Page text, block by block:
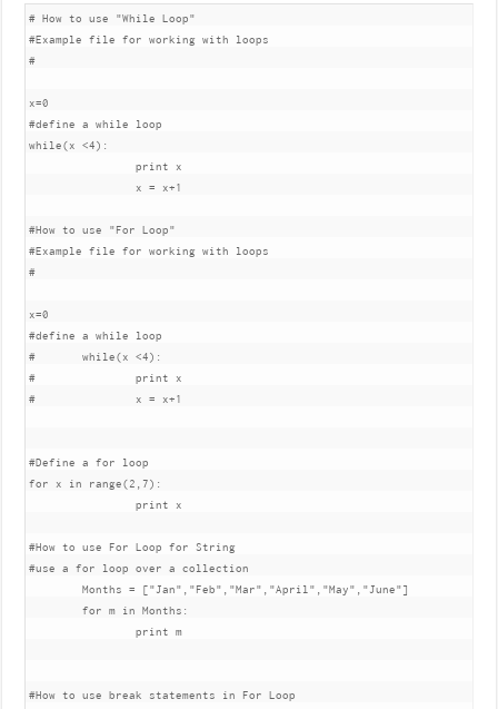
# How to use "While Loop"
#Example file for working with loops
#
x=0
#define a while loop
while(x <4):
		print x
#How to use "For Loop"
#Example file for working with loops
#
x=0
#define a while loop
#	while(x <4):
#		print x
#		x = x+1
#Define a for loop
for x in range(2,7):
		print x
#How to use For Loop for String
#use a for loop over a collection
	Months = ["Jan","Feb","Mar","April","May","June"]
	for m in Months:
		print m
#How to use break statements in For Loop